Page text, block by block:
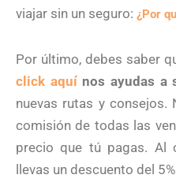
viajar sin un seguro: ¿Por
Por último, debes saber
click aquí nos ayudas a
nuevas rutas y consejos.
comisión de todas las
precio que tú pagas. Al
llevas un descuento del